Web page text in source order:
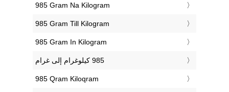
‎985 Gram Na Kilogram
‎985 Gram Till Kilogram
‎985 Gram In Kilogram
‎985 Qram Kiloqram